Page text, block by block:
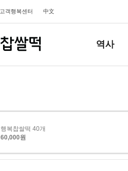
고객행복센터 中文
역사
행복찹쌀떡 40개
60,000원